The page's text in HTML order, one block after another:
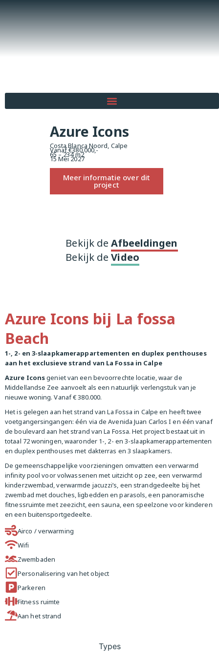
Azure Icons
Costa Blanca Noord, Calpe
Vanaf €380.000,-
65 – 234 m2
15 Mei 2027
Meer informatie over dit
project
Bekijk deAfbeeldingen
Bekijk deVideo
Azure Icons bij La fossa
Beach
1-, 2- en 3-slaapkamerappartementen en duplex penthouses
aan het exclusieve strand van La Fossa in Calpe
Azure Iconsgeniet van een bevoorrechte locatie, waar de
Middellandse Zee aanvoelt als een natuurlijk verlengstuk van je
nieuwe woning. Vanaf € 380.000.
Het is gelegen aan het strand van La Fossa in Calpe en heeft twee
voetgangersingangen: één via de Avenida Juan Carlos I en één vanaf
de boulevard aan het strand van La Fossa. Het project bestaat uit in
totaal 72 woningen, waaronder 1-, 2- en 3-slaapkamerappartementen
en duplex penthouses met dakterras en 3 slaapkamers.
De gemeenschappelijke voorzieningen omvatten een verwarmd
infinity pool voor volwassenen met uitzicht op zee, een verwarmd
kinderzwembad, verwarmde jacuzzi’s, een strandgedeelte bij het
zwembad met douches, ligbedden en parasols, een panoramische
fitnessruimte met zeezicht, een sauna, een speelzone voor kinderen
en een buitensportgedeelte.
Airco / verwarming
Wifi
Zwembaden
Personalisering van het object
Parkeren
Fitness ruimte
Aan het strand
Types